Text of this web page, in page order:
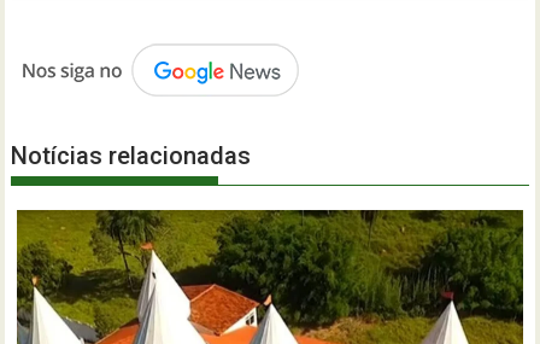
Notícias relacionadas